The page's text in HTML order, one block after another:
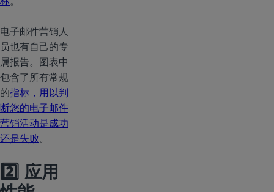
电子邮件营销人
员也有自己的专
属报告。图表中
包含了所有常规
的指标，用以判
断您的电子邮件
营销活动是成功
还是失败。
2️⃣ 应用